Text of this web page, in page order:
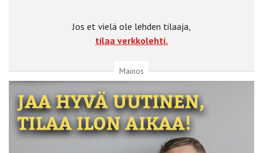
Jos et vielä ole lehden tilaaja,
tilaa verkkolehti.
Mainos